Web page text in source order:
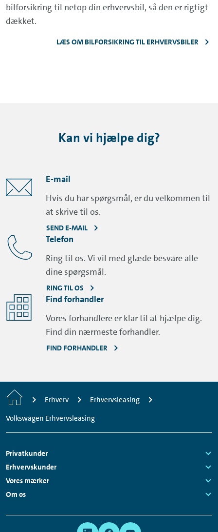
bilforsikring til netop din erhvervsbil, så den er rigtigt
dækket.
LÆS OM BILFORSIKRING TIL ERHVERVSBILER
Kan vi hjælpe dig?
E-mail
Hvis du har spørgsmål, er du velkommen til
at skrive til os.
SEND E-MAIL
Telefon
Ring til os. Vi vil med glæde besvare alle
dine spørgsmål.
RING TIL OS
Find forhandler
Vores forhandlere er klar til at hjælpe dig.
Find din nærmeste forhandler.
FIND FORHANDLER
Home Erhverv
Erhvervsleasing
Volkswagen Erhvervsleasing
Footer
Navigation
Privatkunder
Links:
Erhvervskunder
Links:
Vores mærker
Links:
Om os